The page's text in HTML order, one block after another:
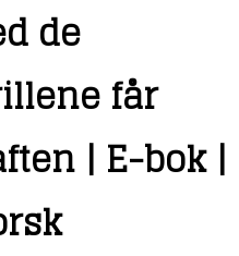
de
får
| E-bok |